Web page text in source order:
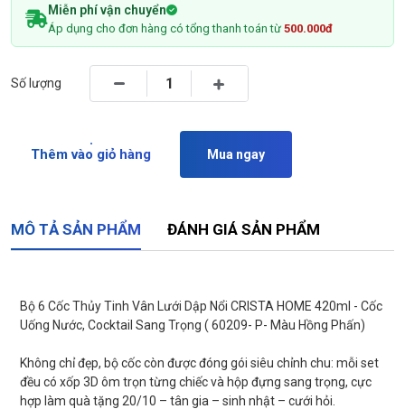
Miễn phí vận chuyển
Áp dụng cho đơn hàng có tổng thanh toán từ 500.000đ
Số lượng
Thêm vào giỏ hàng Mua ngay
MÔ TẢ SẢN PHẨM ĐÁNH GIÁ SẢN PHẨM
Bộ 6 Cốc Thủy Tinh Vân Lưới Dập Nổi CRISTA HOME 420ml - Cốc
Uống Nước, Cocktail Sang Trọng ( 60209- P- Màu Hồng Phấn)
Không chỉ đẹp, bộ cốc còn được đóng gói siêu chỉnh chu: mỗi set
đều có xốp 3D ôm trọn từng chiếc và hộp đựng sang trọng, cực
hợp làm quà tặng 20/10 – tân gia – sinh nhật – cưới hỏi.